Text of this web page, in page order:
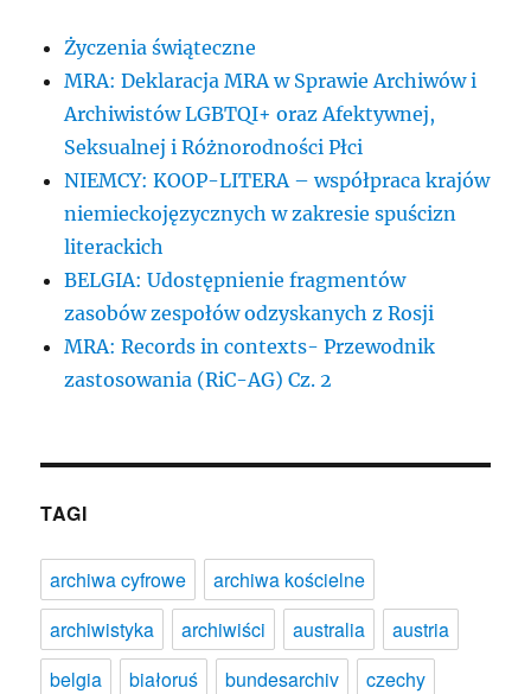
Życzenia świąteczne
MRA: Deklaracja MRA w Sprawie Archiwów i
Archiwistów LGBTQI+ oraz Afektywnej,
Seksualnej i Różnorodności Płci
NIEMCY: KOOP-LITERA – współpraca krajów
niemieckojęzycznych w zakresie spuścizn
literackich
BELGIA: Udostępnienie fragmentów
zasobów zespołów odzyskanych z Rosji
MRA: Records in contexts- Przewodnik
zastosowania (RiC-AG) Cz. 2
TAGI
archiwa cyfrowe
archiwa kościelne
archiwistyka
archiwiści australia
austria
belgia
białoruś bundesarchiv
czechy